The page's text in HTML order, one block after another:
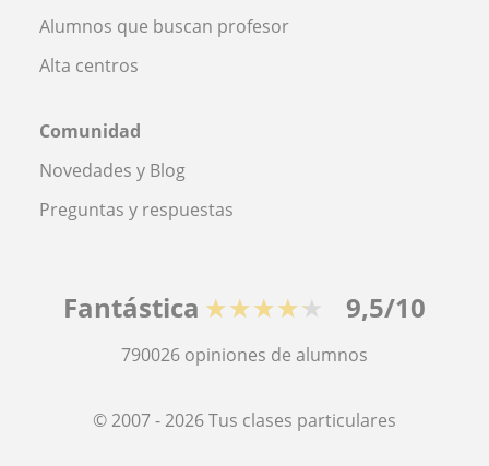
Alumnos que buscan profesor
Alta centros
Comunidad
Novedades y Blog
Preguntas y respuestas
Fantástica ★★★★★ 9,5/10
790026 opiniones de alumnos
© 2007 - 2026 Tus clases particulares